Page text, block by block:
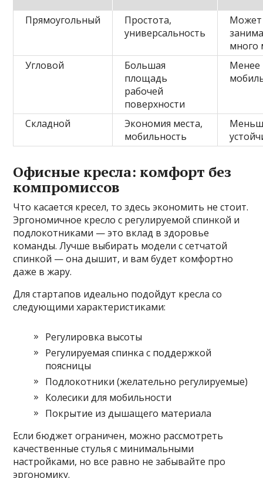
Прямоугольный
Простота,
универсальность
Может
много
Угловой
Большая
площадь
рабочей
поверхности
Менее
Складной
Экономия места,
мобильность
Офисные кресла: комфорт без
компромиссов
Что касается кресел, то здесь экономить не стоит.
Эргономичное кресло с регулируемой спинкой и
подлокотниками — это вклад в здоровье
команды. Лучше выбирать модели с сетчатой
спинкой — она дышит, и вам будет комфортно
даже в жару.
Для стартапов идеально подойдут кресла со
следующими характеристиками:
Регулировка высоты
Регулируемая спинка с поддержкой
поясницы
Подлокотники (желательно регулируемые)
Колесики для мобильности
Покрытие из дышащего материала
Если бюджет ограничен, можно рассмотреть
качественные стулья с минимальными
настройками, но все равно не забывайте про
эргономику.